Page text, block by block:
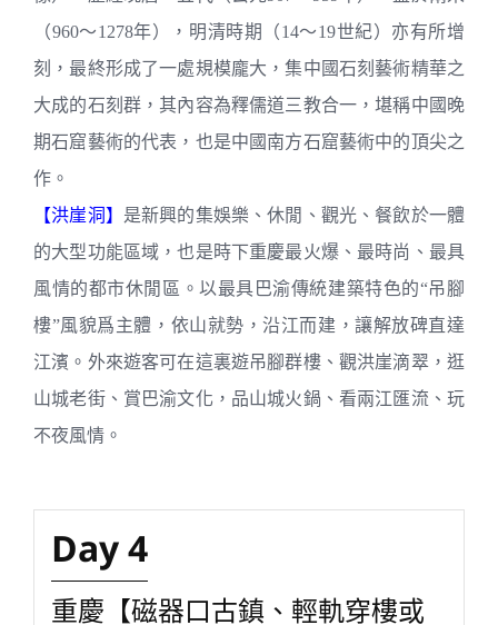
（960～1278年），明清時期（14～19世紀）亦有所增
刻，最終形成了一處規模龐大，集中國石刻藝術精華之
大成的石刻群，其內容為釋儒道三教合一，堪稱中國晚
期石窟藝術的代表，也是中國南方石窟藝術中的頂尖之
作。
【洪崖洞】 是新興的集娛樂、休閒、觀光、餐飲於一體
的大型功能區域，也是時下重慶最火爆、最時尚、最具
風情的都市休閒區。以最具巴渝傳統建築特色的“吊腳
樓”風貌爲主體，依山就勢，沿江而建，讓解放碑直達
江濱。外來遊客可在這裏遊吊腳群樓、觀洪崖滴翠，逛
山城老街、賞巴渝文化，品山城火鍋、看兩江匯流、玩
不夜風情。
Day 4
重慶【磁器口古鎮、輕軌穿樓或